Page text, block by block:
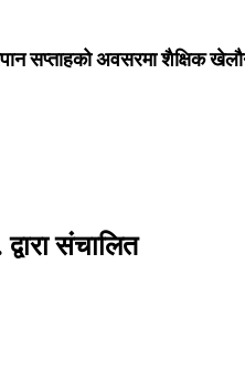
सप्ताहको अवसरमा शैक्षिक
संचालित